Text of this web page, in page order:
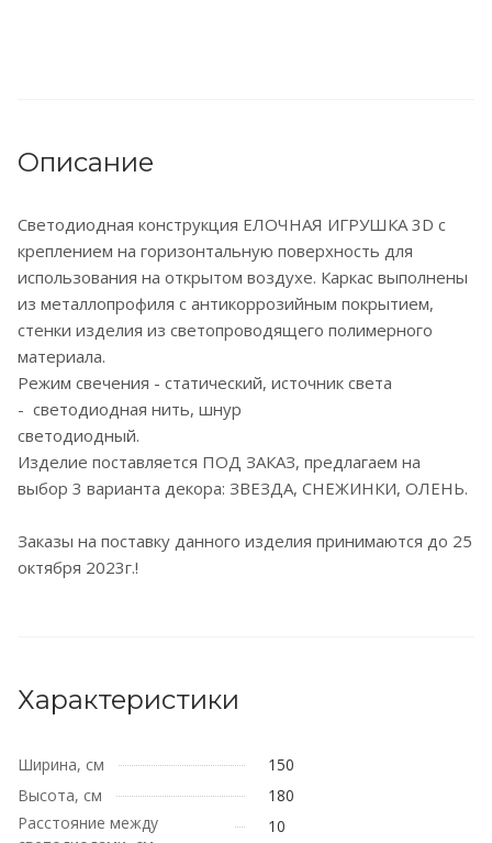
Описание
Светодиодная конструкция ЕЛОЧНАЯ ИГРУШКА 3D с
креплением на горизонтальную поверхность для
использования на открытом воздухе. Каркас выполнены
из металлопрофиля с антикоррозийным покрытием,
стенки изделия из светопроводящего полимерного
материала.
Режим свечения - статический, источник света
- светодиодная нить, шнур
светодиодный.
Изделие поставляется ПОД ЗАКАЗ, предлагаем на
выбор 3 варианта декора: ЗВЕЗДА, СНЕЖИНКИ, ОЛЕНЬ.
Заказы на поставку данного изделия принимаются до 25
октября 2023г.!
Характеристики
Ширина, см
150
Высота, см
180
Расстояние между
10